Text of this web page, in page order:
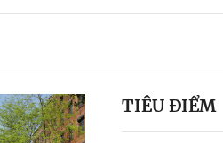
TIÊU ĐIỂM